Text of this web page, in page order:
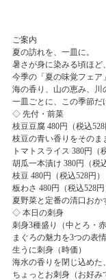
ご案内
夏の訪れを、一皿に。
暑さが身に染みる頃ほど
今季の「夏の味覚フェ
海の香り、山の恵み、
一皿ごとに、この季節だ
◇ 先付・前菜
枝豆豆腐 480円（税込528
枝豆の青い香りをその
トマトスライス 380円（
胡瓜一本漬け 380円（税
枝豆 480円（税込528円）
板わさ 480円（税込528円
夏野菜と定番の清口おか
◇ 本日の刺身
刺身3種盛り（中とろ・
まぐろの魅力を3つの表
生うに刺身（時価）
海水の香りを閉じ込め
ちょっとお刺身（お好み